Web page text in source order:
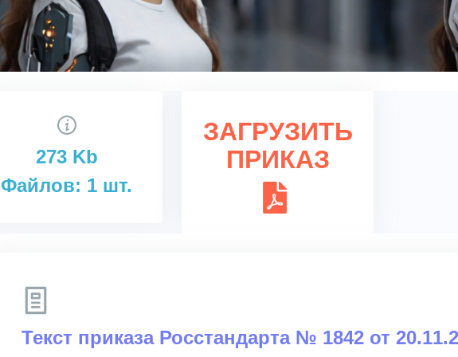
273 Kb
Файлов: 1 шт.
ЗАГРУЗИТЬ
ПРИКАЗ
Текст приказа Росстандарта № 1842 от